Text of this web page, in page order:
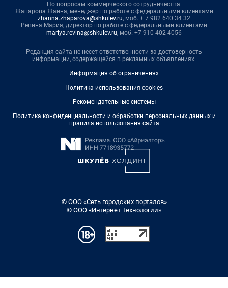
По вопросам коммерческого сотрудничества:
Жапарова Жанна, менеджер по работе с федеральными клиентами
zhanna.zhaparova@shkulev.ru, моб. + 7 982 640 34 32
Ревина Мария, директор по работе с федеральными клиентами
mariya.revina@shkulev.ru, моб. +7 910 402 4056
Редакция сайта не несет ответственности за достоверность
информации, содержащейся в рекламных объявлениях.
Информация об ограничениях
Политика использования cookies
Рекомендательные системы
Политика конфиденциальности и обработки персональных данных и
правила использования сайта
© ООО «Сеть городских порталов»
© ООО «Интернет Технологии»